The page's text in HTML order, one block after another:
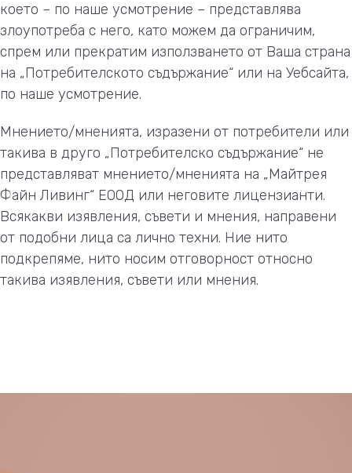
което – по наше усмотрение – представлява
злоупотреба с него, като можем да ограничим,
спрем или прекратим използването от Ваша страна
на „Потребителското съдържание“ или на Уебсайта,
по наше усмотрение.
Мнението/мненията, изразени от потребители или
такива в друго „Потребителско съдържание“ не
представляват мнението/мненията на „Майтрея
Файн Ливинг“ ЕООД или неговите лицензианти.
Всякакви изявления, съвети и мнения, направени
от подобни лица са лично техни. Ние нито
подкрепяме, нито носим отговорност относно
такива изявления, съвети или мнения.